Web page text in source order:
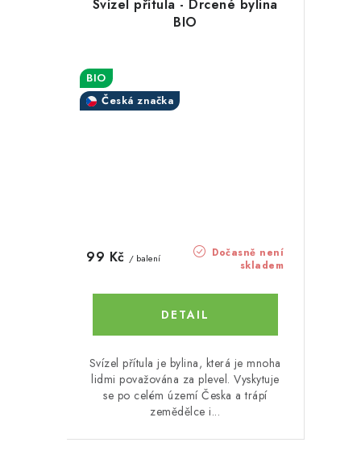
Svízel přítula - Drcené bylina
BIO
BIO
Česká značka
Dočasně není
skladem
99 Kč / balení
Svízel přítula je bylina, která je mnoha
lidmi považována za plevel. Vyskytuje
se po celém území Česka a trápí
zemědělce i...